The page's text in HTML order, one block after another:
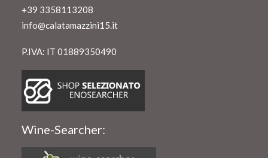
+39 3358113208
info@calatamazzini15.it
P.IVA: IT 01889350490
Wine-Searcher: